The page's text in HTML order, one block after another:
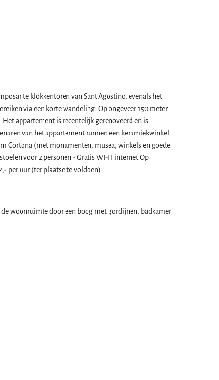
klokkentoren van Sant'Agostino, evenals het
via een korte wandeling. Op ongeveer 150 meter
appartement is recentelijk gerenoveerd en is
van het appartement runnen een keramiekwinkel
Cortona (met monumenten, musea, winkels en goede
voor 2 personen - Gratis WI-FI internet Op
per uur (ter plaatse te voldoen).
woonruimte door een boog met gordijnen, badkamer